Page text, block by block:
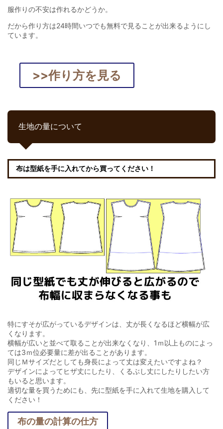
服作りの不安は作れるかどうか。
だから作り方は24時間いつでも無料で見ることが出来るようにし
ています。
>>作り方を見る
生地の量について
布は型紙を手に入れてから買ってください！
特にすそが広がっているデザインは、丈が長くなるほど横幅が広
くなります。
横幅が広いと並べて取ることが出来なくなり、1ｍ以上ものによっ
ては3ｍ位必要量に差が出ることがあります。
同じＭサイズだとしても身長によって丈は変えたいですよね？
デザインによってヒザ丈にしたり、くるぶし丈にしたりしたい方
もいると思います。
適切な量を買うためにも、先に型紙を手に入れて生地を購入して
ください！
布の量の計算の仕方